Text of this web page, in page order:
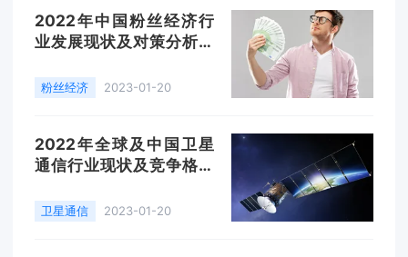
2022年中国粉丝经济行
业发展现状及对策分析，
「图」
粉丝经济 2023-01-20
2022年全球及中国卫星
通信行业现状及竞争格局
「图」
卫星通信 2023-01-20